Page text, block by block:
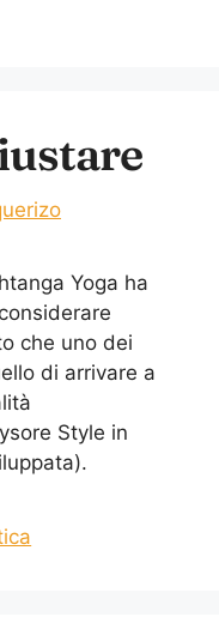
Yoga ha
che uno dei
di arrivare a
Style in